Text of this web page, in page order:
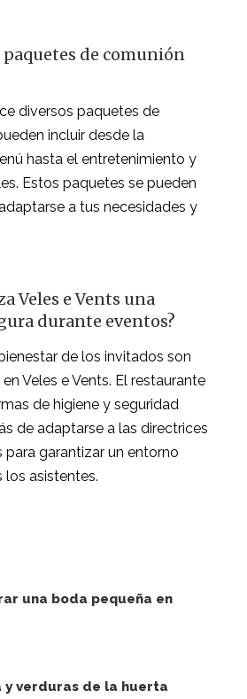
paquetes de comunión
diversos paquetes de
incluir desde la
hasta el entretenimiento y
Estos paquetes se pueden
a tus necesidades y
Veles e Vents una
durante eventos?
de los invitados son
Veles e Vents. El restaurante
de higiene y seguridad
de adaptarse a las directrices
para garantizar un entorno
asistentes.
una boda pequeña en
y verduras de la huerta